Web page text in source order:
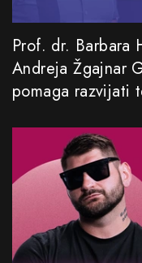
Prof. dr. Barbara
Andreja Žgajnar
pomaga razvijati